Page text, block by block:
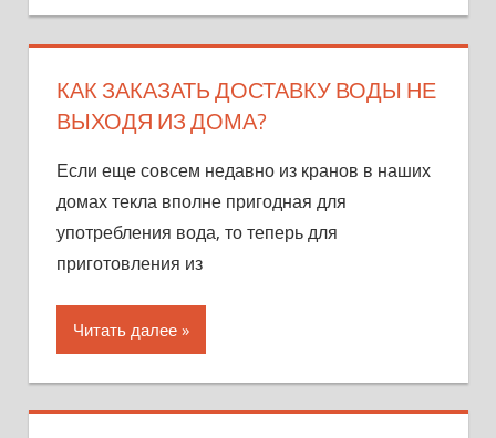
КАК ЗАКАЗАТЬ ДОСТАВКУ ВОДЫ НЕ
ВЫХОДЯ ИЗ ДОМА?
Если еще совсем недавно из кранов в наших
домах текла вполне пригодная для
употребления вода, то теперь для
приготовления из
Читать далее